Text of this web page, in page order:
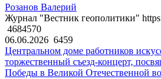
Розанов Валерий
Журнал "Вестник геополитики"
4684570
06.06.2026 6459
Центральном доме работников
торжественный съезд-концерт,
Победы в Великой Отечественной